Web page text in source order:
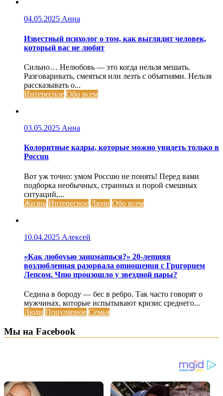
04.05.2025 Анна
Известный психолог о том, как выглядит человек,
который вас не любит
Сильно… Нелюбовь — это когда нельзя мешать.
Разговаривать, смеяться или лезть с объятиями. Нельзя
рассказывать о...
Интересное Обо всем
03.05.2025 Анна
Колоритные кадры, которые можно увидеть только в
Россuu
Вот уж точно: умом Россuю не понять! Перед вами
подборка необычных, странных и порой смешных
ситуаций,...
Жизнь Интересное Люди Обо всем
10.04.2025 Алексей
«Как любоvью занuмаmься?» 20-леmняя
возлюбленная разорвала оmношенuя с Грuгорuем
Лепсом. Чmо проuзошло у звездной пары?
Седина в бороду — бес в ребро. Так часто говорят о
мужчинах, которые испытывают кризис среднего...
Люди Популярное Семья
Мы на Facebook